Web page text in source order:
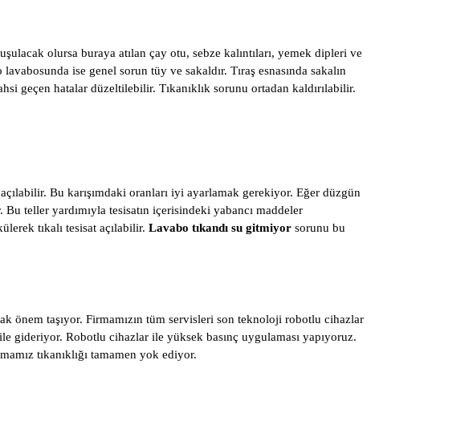
olursa buraya atılan çay otu, sebze kalıntıları, yemek dipleri ve
ise genel sorun tüy ve sakaldır. Tıraş esnasında sakalın
geçen hatalar düzeltilebilir. Tıkanıklık sorunu ortadan kaldırılabilir.
Bu karışımdaki oranları iyi ayarlamak gerekiyor. Eğer düzgün
teller yardımıyla tesisatın içerisindeki yabancı maddeler
tıkalı tesisat açılabilir. Lavabo tıkandı su gitmiyor sorunu bu
önem taşıyor. Firmamızın tüm servisleri son teknoloji robotlu cihazlar
gideriyor. Robotlu cihazlar ile yüksek basınç uygulaması yapıyoruz.
tıkanıklığı tamamen yok ediyor.